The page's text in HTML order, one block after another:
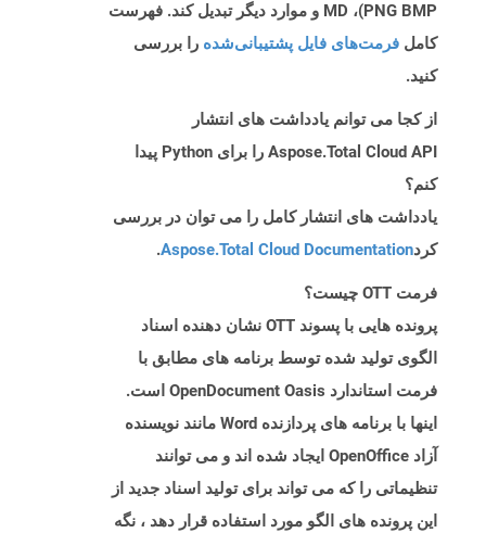
PNG BMP)، MD و موارد دیگر تبدیل کند. فهرست
کامل فرمت‌های فایل پشتیبانی‌شده را بررسی
کنید.
از کجا می توانم یادداشت های انتشار
Aspose.Total Cloud API را برای Python پیدا
کنم؟
یادداشت های انتشار کامل را می توان در بررسی
کردAspose.Total Cloud Documentation
.
فرمت OTT چیست؟
پرونده هایی با پسوند OTT نشان دهنده اسناد
الگوی تولید شده توسط برنامه های مطابق با
فرمت استاندارد OpenDocument Oasis است.
اینها با برنامه های پردازنده Word مانند نویسنده
آزاد OpenOffice ایجاد شده اند و می توانند
تنظیماتی را که می تواند برای تولید اسناد جدید از
این پرونده های الگو مورد استفاده قرار دهد ، نگه